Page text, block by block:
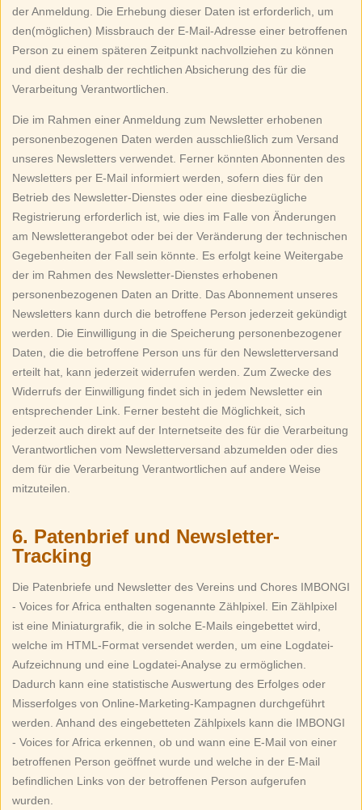
der Anmeldung. Die Erhebung dieser Daten ist erforderlich, um
den(möglichen) Missbrauch der E-Mail-Adresse einer betroffenen
Person zu einem späteren Zeitpunkt nachvollziehen zu können
und dient deshalb der rechtlichen Absicherung des für die
Verarbeitung Verantwortlichen.
Die im Rahmen einer Anmeldung zum Newsletter erhobenen
personenbezogenen Daten werden ausschließlich zum Versand
unseres Newsletters verwendet. Ferner könnten Abonnenten des
Newsletters per E-Mail informiert werden, sofern dies für den
Betrieb des Newsletter-Dienstes oder eine diesbezügliche
Registrierung erforderlich ist, wie dies im Falle von Änderungen
am Newsletterangebot oder bei der Veränderung der technischen
Gegebenheiten der Fall sein könnte. Es erfolgt keine Weitergabe
der im Rahmen des Newsletter-Dienstes erhobenen
personenbezogenen Daten an Dritte. Das Abonnement unseres
Newsletters kann durch die betroffene Person jederzeit gekündigt
werden. Die Einwilligung in die Speicherung personenbezogener
Daten, die die betroffene Person uns für den Newsletterversand
erteilt hat, kann jederzeit widerrufen werden. Zum Zwecke des
Widerrufs der Einwilligung findet sich in jedem Newsletter ein
entsprechender Link. Ferner besteht die Möglichkeit, sich
jederzeit auch direkt auf der Internetseite des für die Verarbeitung
Verantwortlichen vom Newsletterversand abzumelden oder dies
dem für die Verarbeitung Verantwortlichen auf andere Weise
mitzuteilen.
6. Patenbrief und Newsletter-
Tracking
Die Patenbriefe und Newsletter des Vereins und Chores IMBONGI
- Voices for Africa enthalten sogenannte Zählpixel. Ein Zählpixel
ist eine Miniaturgrafik, die in solche E-Mails eingebettet wird,
welche im HTML-Format versendet werden, um eine Logdatei-
Aufzeichnung und eine Logdatei-Analyse zu ermöglichen.
Dadurch kann eine statistische Auswertung des Erfolges oder
Misserfolges von Online-Marketing-Kampagnen durchgeführt
werden. Anhand des eingebetteten Zählpixels kann die IMBONGI
- Voices for Africa erkennen, ob und wann eine E-Mail von einer
betroffenen Person geöffnet wurde und welche in der E-Mail
befindlichen Links von der betroffenen Person aufgerufen
wurden.